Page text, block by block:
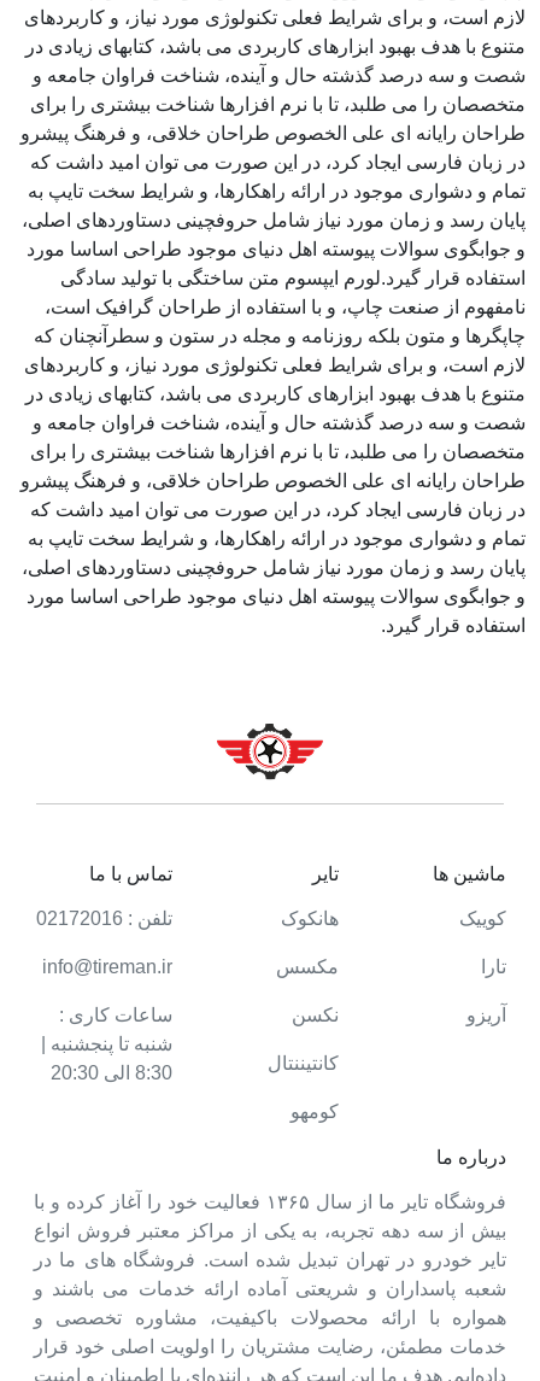
لازم است، و برای شرایط فعلی تکنولوژی مورد نیاز، و کاربردهای
متنوع با هدف بهبود ابزارهای کاربردی می باشد، کتابهای زیادی در
شصت و سه درصد گذشته حال و آینده، شناخت فراوان جامعه و
متخصصان را می طلبد، تا با نرم افزارها شناخت بیشتری را برای
طراحان رایانه ای علی الخصوص طراحان خلاقی، و فرهنگ پیشرو
در زبان فارسی ایجاد کرد، در این صورت می توان امید داشت که
تمام و دشواری موجود در ارائه راهکارها، و شرایط سخت تایپ به
پایان رسد و زمان مورد نیاز شامل حروفچینی دستاوردهای اصلی،
و جوابگوی سوالات پیوسته اهل دنیای موجود طراحی اساسا مورد
استفاده قرار گیرد.لورم ایپسوم متن ساختگی با تولید سادگی
نامفهوم از صنعت چاپ، و با استفاده از طراحان گرافیک است،
چاپگرها و متون بلکه روزنامه و مجله در ستون و سطرآنچنان که
لازم است، و برای شرایط فعلی تکنولوژی مورد نیاز، و کاربردهای
متنوع با هدف بهبود ابزارهای کاربردی می باشد، کتابهای زیادی در
شصت و سه درصد گذشته حال و آینده، شناخت فراوان جامعه و
متخصصان را می طلبد، تا با نرم افزارها شناخت بیشتری را برای
طراحان رایانه ای علی الخصوص طراحان خلاقی، و فرهنگ پیشرو
در زبان فارسی ایجاد کرد، در این صورت می توان امید داشت که
تمام و دشواری موجود در ارائه راهکارها، و شرایط سخت تایپ به
پایان رسد و زمان مورد نیاز شامل حروفچینی دستاوردهای اصلی،
و جوابگوی سوالات پیوسته اهل دنیای موجود طراحی اساسا مورد
استفاده قرار گیرد.
درباره ما
فروشگاه تایر ما از سال ۱۳۶۵ فعالیت خود را آغاز کرده و با
بیش از سه دهه تجربه، به یکی از مراکز معتبر فروش انواع
تایر خودرو در تهران تبدیل شده است. فروشگاه های ما در
شعبه پاسداران و شریعتی آماده ارائه خدمات می باشند و
همواره با ارائه محصولات باکیفیت، مشاوره تخصصی و
خدمات مطمئن، رضایت مشتریان را اولویت اصلی خود قرار
داده‌ایم. هدف ما این است که هر راننده‌ای با اطمینان و امنیت
ماشین ها
کوییک
تارا
آریزو
تایر
هانکوک
مکسس
نکسن
کانتیننتال
کومهو
تماس با ما
تلفن : 02172016
info@tireman.ir
ساعات کاری :
شنبه تا پنجشنبه |
8:30 الی 20:30